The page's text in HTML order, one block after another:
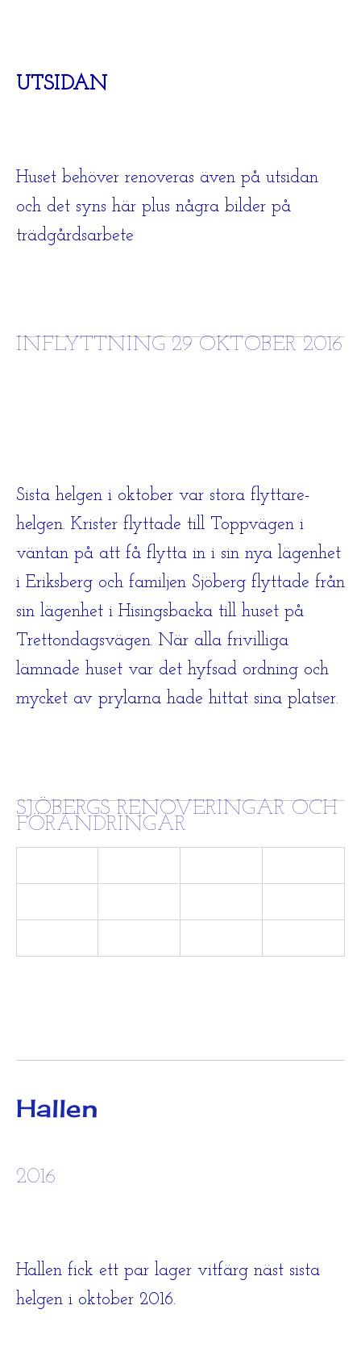
UTSIDAN
Huset behöver renoveras även på utsidan
och det syns här plus några bilder på
trädgårdsarbete
INFLYTTNING 29 OKTOBER 2016
Sista helgen i oktober var stora flyttare-
helgen. Krister flyttade till Toppvägen i
väntan på att få flytta in i sin nya lägenhet
i Eriksberg och familjen Sjöberg flyttade från
sin lägenhet i Hisingsbacka till huset på
Trettondagsvägen. När alla frivilliga
lämnade huset var det hyfsad ordning och
mycket av prylarna hade hittat sina platser.
SJÖBERGS RENOVERINGAR OCH
FÖRÄNDRINGAR
Hallen
2016
Hallen fick ett par lager vitfärg näst sista
helgen i oktober 2016.